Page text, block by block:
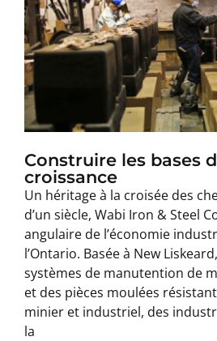
Construire les bases
croissance
Un héritage à la croisée des
d’un siècle, Wabi Iron & Steel
angulaire de l’économie
l’Ontario. Basée à New
systèmes de manutention de
et des pièces moulées
minier et industriel, des
la